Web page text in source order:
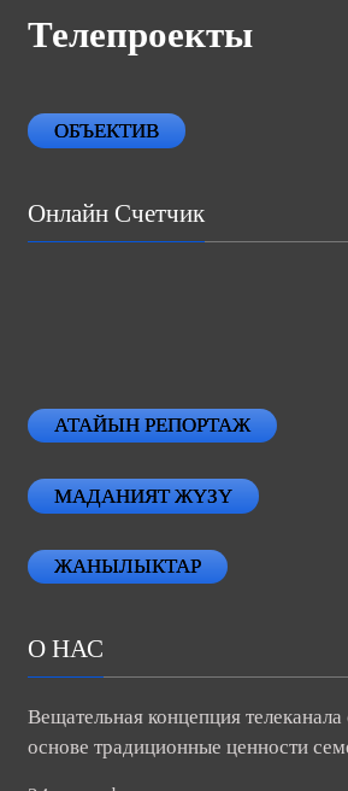
Телепроекты
ОБЪЕКТИВ
Онлайн Счетчик
АТАЙЫН РЕПОРТАЖ
МАДАНИЯТ ЖҮЗҮ
ЖАНЫЛЫКТАР
О НАС
Вещательная концепция
основе традиционные ценности